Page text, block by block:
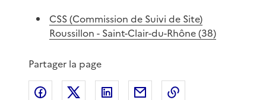
CSS (Commission de Suivi de Site)
Roussillon - Saint-Clair-du-Rhône (38)
Partager la page
Partager sur Facebook
Partager sur XPartager sur LinkedIn
Partager par email